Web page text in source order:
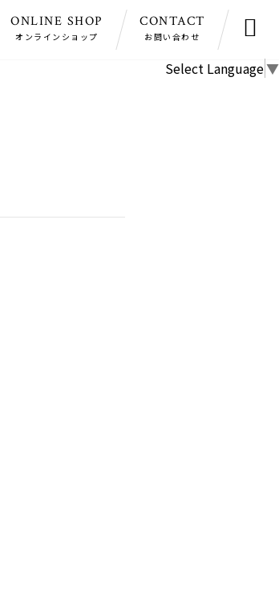
ONLINE SHOP
オンラインショップ
CONTACT
お問い合わせ 
Select Language▼